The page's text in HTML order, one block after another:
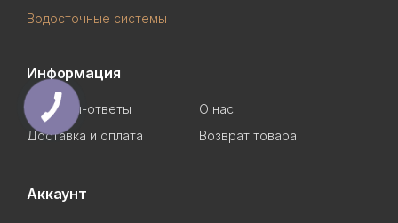
Водосточные системы
Информация
Вопросы-ответы
О нас
Доставка и оплата
Возврат товара
Аккаунт